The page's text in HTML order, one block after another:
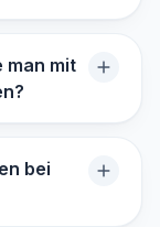
man mit
bei